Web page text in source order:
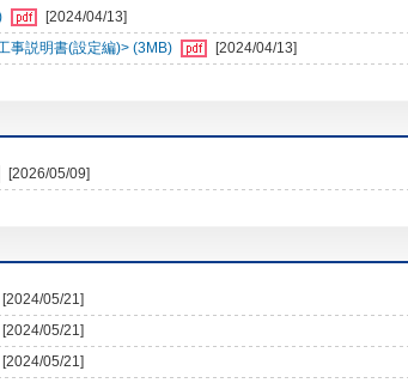
[2024/04/13]
事説明書(設定編)> (3MB)
[2024/04/13]
[2026/05/09]
[2024/05/21]
[2024/05/21]
[2024/05/21]